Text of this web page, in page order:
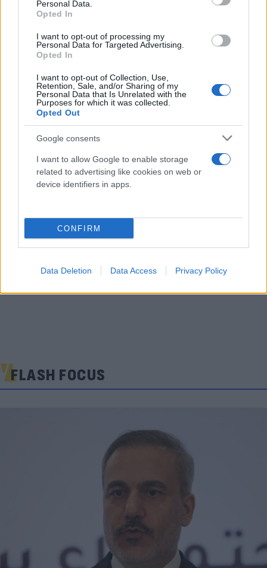
Personal Data.
Opted In
I want to opt-out of processing my
Personal Data for Targeted Advertising.
Opted In
I want to opt-out of Collection, Use,
Retention, Sale, and/or Sharing of my
Personal Data that Is Unrelated with the
Purposes for which it was collected.
Opted Out
Google consents
I want to allow Google to enable storage
related to advertising like cookies on web or
device identifiers in apps.
CONFIRM
Data Deletion Data Access Privacy Policy
FLASH FOCUS